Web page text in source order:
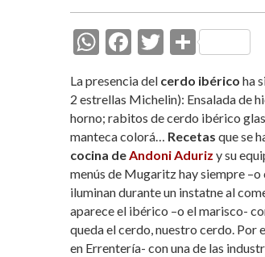
W
at
s
A
p
p
F
e
b
o
o
k
T
itt
er
C
m
p
ar
ti
r
La presencia del cerdo ibérico ha
2 estrellas Michelin): Ensalada de
horno; rabitos de cerdo ibérico
manteca colorá… Recetas que se
cocina deAndoni Aduriz y su
menús de Mugaritz hay siempre
iluminan durante un instatne al
aparece el ibérico –o el marisco-
queda el cerdo, nuestro cerdo. Por
en Errentería- con una de las